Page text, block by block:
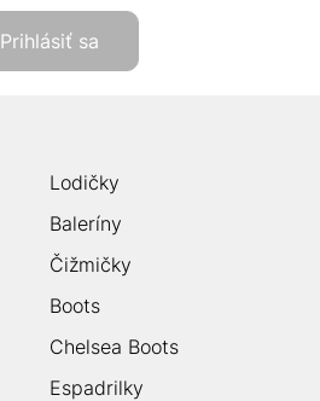
Prihlásiť sa
Lodičky
Baleríny
Čižmičky
Boots
Chelsea Boots
Espadrilky